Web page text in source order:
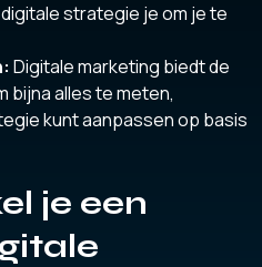
strategie je om je te
Digitale marketing biedt de
bijna alles te meten,
kunt aanpassen op basis
je een